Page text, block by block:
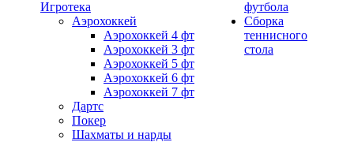
Игротека
Аэрохоккей
Аэрохоккей 4 фт
Аэрохоккей 3 фт
Аэрохоккей 5 фт
Аэрохоккей 6 фт
Аэрохоккей 7 фт
Дартс
Покер
Шахматы и нарды
футбола
Сборка
теннисного
стола